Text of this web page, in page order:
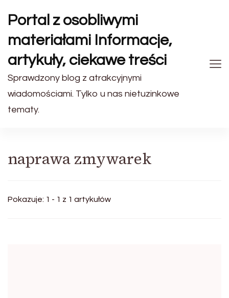
Portal z osobliwymi
materiałami Informacje,
artykuły, ciekawe treści
Sprawdzony blog z atrakcyjnymi
wiadomościami. Tylko u nas nietuzinkowe
tematy.
naprawa zmywarek
Pokazuje: 1 - 1 z 1 artykułów